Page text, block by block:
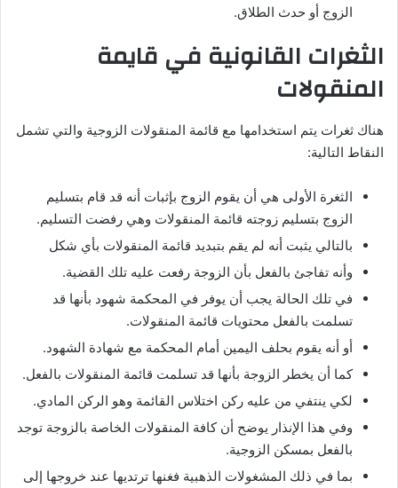
الزوج أو حدث الطلاق.
الثغرات القانونية في قايمة
المنقولات
هناك ثغرات يتم استخدامها مع قائمة المنقولات الزوجية والتي تشمل
النقاط التالية:
الثغرة الأولى هي أن يقوم الزوج بإثبات أنه قد قام بتسليم
الزوج بتسليم زوجته قائمة المنقولات وهي رفضت التسليم.
بالتالي يثبت أنه لم يقم بتبديد قائمة المنقولات بأي شكل
وأنه تفاجئ بالفعل بأن الزوجة رفعت عليه تلك القضية.
في تلك الحالة يجب أن يوفر في المحكمة شهود بأنها قد
تسلمت بالفعل محتويات قائمة المنقولات.
أو أنه يقوم بحلف اليمين أمام المحكمة مع شهادة الشهود.
كما أن يخطر الزوجة بأنها قد تسلمت قائمة المنقولات بالفعل.
لكي ينتفي من عليه ركن اختلاس القائمة وهو الركن المادي.
وفي هذا الإنذار يوضح أن كافة المنقولات الخاصة بالزوجة توجد
بالفعل بمسكن الزوجية.
بما في ذلك المشغولات الذهبية فغنها ترتديها عند خروجها إلى